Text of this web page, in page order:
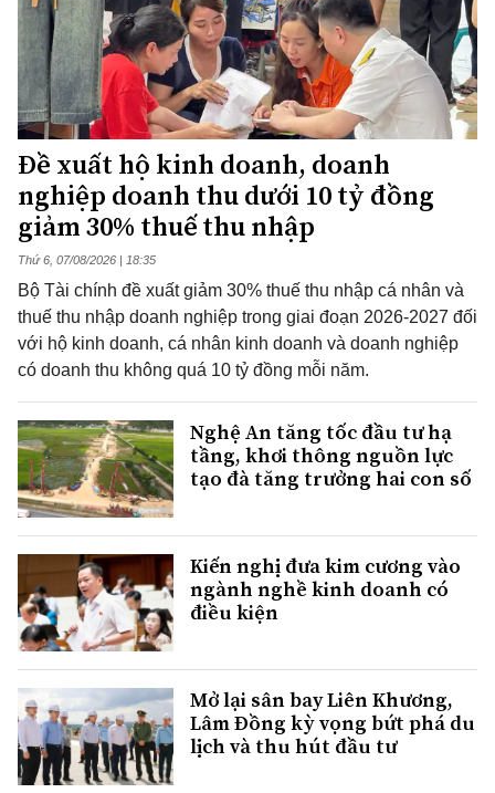
Đề xuất hộ kinh doanh, doanh
nghiệp doanh thu dưới 10 tỷ đồng
giảm 30% thuế thu nhập
Thứ 6, 07/08/2026 | 18:35
Bộ Tài chính đề xuất giảm 30% thuế thu nhập cá nhân và
thuế thu nhập doanh nghiệp trong giai đoạn 2026-2027 đối
với hộ kinh doanh, cá nhân kinh doanh và doanh nghiệp
có doanh thu không quá 10 tỷ đồng mỗi năm.
Nghệ An tăng tốc đầu tư hạ
tầng, khơi thông nguồn lực
tạo đà tăng trưởng hai con số
Kiến nghị đưa kim cương vào
ngành nghề kinh doanh có
điều kiện
Mở lại sân bay Liên Khương,
Lâm Đồng kỳ vọng bứt phá du
lịch và thu hút đầu tư